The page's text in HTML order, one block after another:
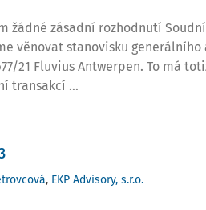
žádné zásadní rozhodnutí
věnovat stanovisku generálního
21 Fluvius Antwerpen. To má
transakcí ...
, EKP Advisory, s.r.o.